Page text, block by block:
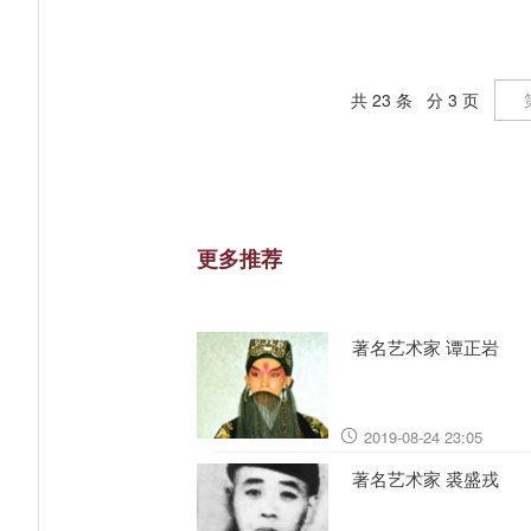
共 23 条 分 3 页
更多推荐
著名艺术家 谭正岩
2019-08-24 23:05
著名艺术家 裘盛戎